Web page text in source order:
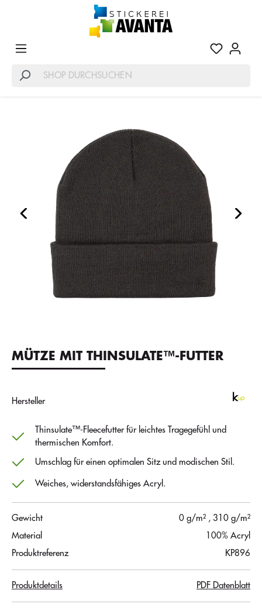
MÜTZE MIT THINSULATE™-FUTTER
Hersteller
Thinsulate™-Fleecefutter für leichtes Tragegefühl und
thermischen Komfort.
Umschlag für einen optimalen Sitz und modischen Stil.
Weiches, widerstandsfähiges Acryl.
Gewicht 0 g/m² , 310 g/m²
Material
100% Acryl
Produktreferenz
KP896
Produktdetails PDF Datenblatt